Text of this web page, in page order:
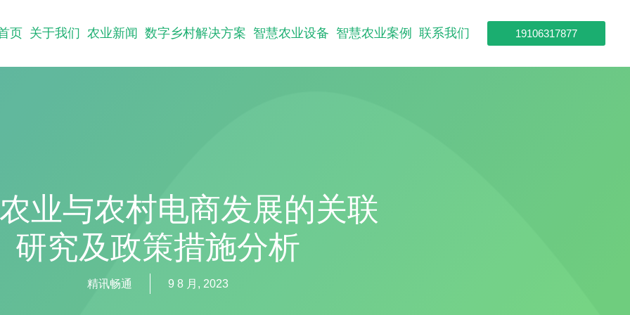
页 关于我们 农业新闻 数字乡村解决方案 智慧农业设备 智慧农业案例 联系我们 19106317877
业与农村电商发展的关联
研究及政策措施分析
精讯畅通 9 8 月, 2023